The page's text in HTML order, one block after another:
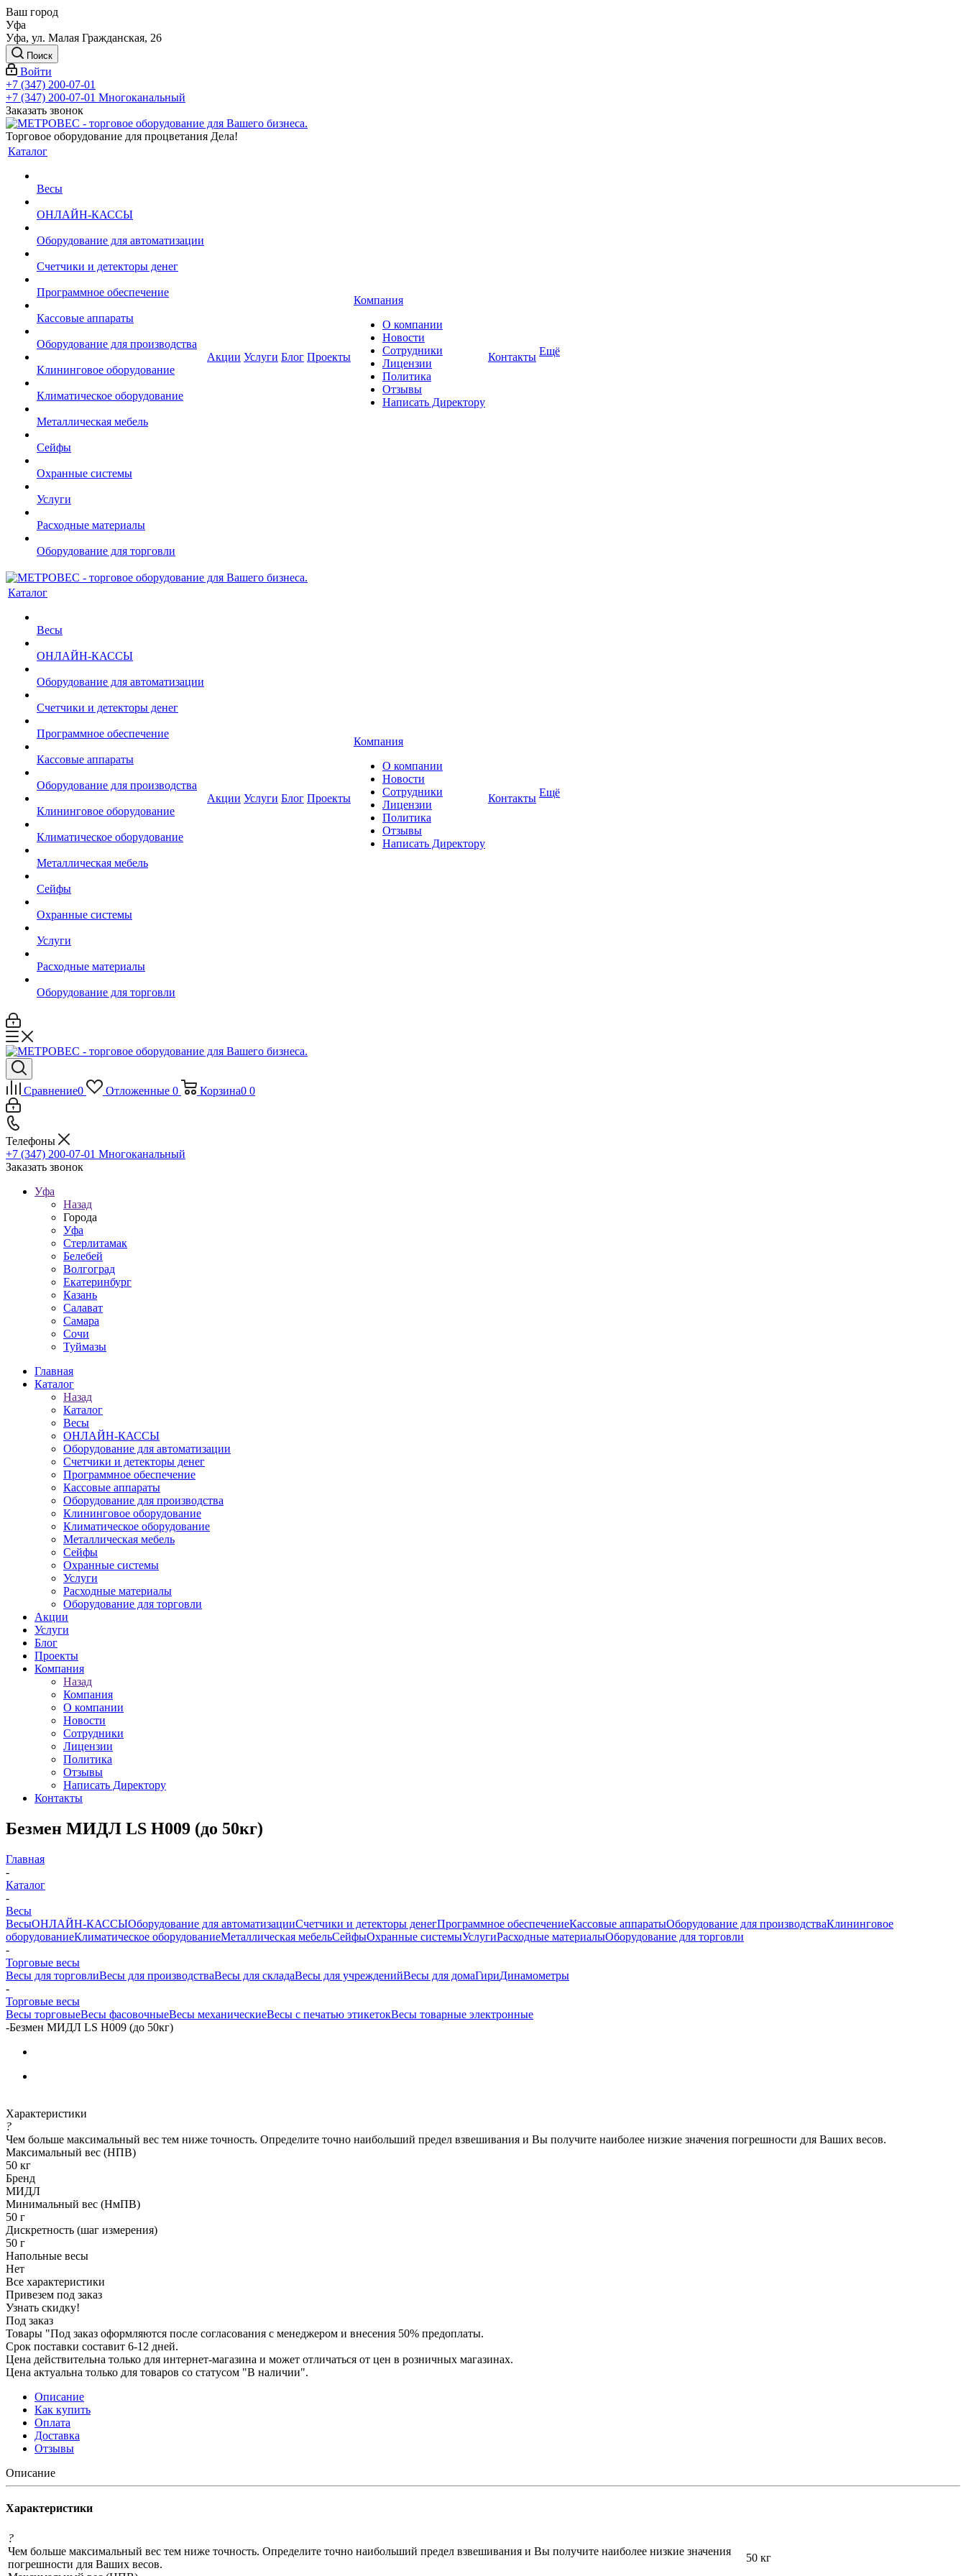
Ваш город
Уфа
Уфа, ул. Малая Гражданская, 26
Поиск
Войти
+7 (347) 200-07-01
+7 (347) 200-07-01 Многоканальный
Заказать звонок
Торговое оборудование для процветания Дела!
Каталог
Весы
ОНЛАЙН-КАССЫ
Оборудование для автоматизации
Счетчики и детекторы денег
Программное обеспечение
Кассовые аппараты
Оборудование для производства
Клининговое оборудование
Климатическое оборудование
Металлическая мебель
Сейфы
Охранные системы
Услуги
Расходные материалы
Оборудование для торговли
Акции Услуги Блог Проекты
Компания
О компании
Новости
Сотрудники
Лицензии
Политика
Отзывы
Написать Директору
Контакты Ещё
Каталог
Весы
ОНЛАЙН-КАССЫ
Оборудование для автоматизации
Счетчики и детекторы денег
Программное обеспечение
Кассовые аппараты
Оборудование для производства
Клининговое оборудование
Климатическое оборудование
Металлическая мебель
Сейфы
Охранные системы
Услуги
Расходные материалы
Оборудование для торговли
Акции Услуги Блог Проекты
Компания
О компании
Новости
Сотрудники
Лицензии
Политика
Отзывы
Написать Директору
Контакты Ещё
Сравнение0 Отложенные 0 Корзина0 0
Телефоны
+7 (347) 200-07-01 Многоканальный
Заказать звонок
Уфа
Назад
Города
Уфа
Стерлитамак
Белебей
Волгоград
Екатеринбург
Казань
Салават
Самара
Сочи
Туймазы
Главная
Каталог
Назад
Каталог
Весы
ОНЛАЙН-КАССЫ
Оборудование для автоматизации
Счетчики и детекторы денег
Программное обеспечение
Кассовые аппараты
Оборудование для производства
Клининговое оборудование
Климатическое оборудование
Металлическая мебель
Сейфы
Охранные системы
Услуги
Расходные материалы
Оборудование для торговли
Акции
Услуги
Блог
Проекты
Компания
Назад
Компания
О компании
Новости
Сотрудники
Лицензии
Политика
Отзывы
Написать Директору
Контакты
Безмен МИДЛ LS Н009 (до 50кг)
Главная
-
Каталог
-
Весы
ВесыОНЛАЙН-КАССЫОборудование для автоматизацииСчетчики и детекторы денегПрограммное обеспечениеКассовые аппаратыОборудование для производстваКлининговое
оборудованиеКлиматическое оборудованиеМеталлическая мебельСейфыОхранные системыУслугиРасходные материалыОборудование для торговли
-
Торговые весы
Весы для торговлиВесы для производстваВесы для складаВесы для учрежденийВесы для домаГириДинамометры
-
Торговые весы
Весы торговыеВесы фасовочныеВесы механическиеВесы с печатью этикетокВесы товарные электронные
-Безмен МИДЛ LS Н009 (до 50кг)
Характеристики
?
Чем больше максимальный вес тем ниже точность. Определите точно наибольший предел взвешивания и Вы получите наиболее низкие значения погрешности для Ваших весов.
Максимальный вес (НПВ)
50 кг
Бренд
МИДЛ
Минимальный вес (НмПВ)
50 г
Дискретность (шаг измерения)
50 г
Напольные весы
Нет
Все характеристики
Привезем под заказ
Узнать скидку!
Под заказ
Товары "Под заказ оформляются после согласования с менеджером и внесения 50% предоплаты.
Срок поставки составит 6-12 дней.
Цена действительна только для интернет-магазина и может отличаться от цен в розничных магазинах.
Цена актуальна только для товаров со статусом "В наличии".
Описание
Как купить
Оплата
Доставка
Отзывы
Описание
Характеристики
?
Чем больше максимальный вес тем ниже точность. Определите точно наибольший предел взвешивания и Вы получите наиболее низкие значения
погрешности для Ваших весов.
50 кг